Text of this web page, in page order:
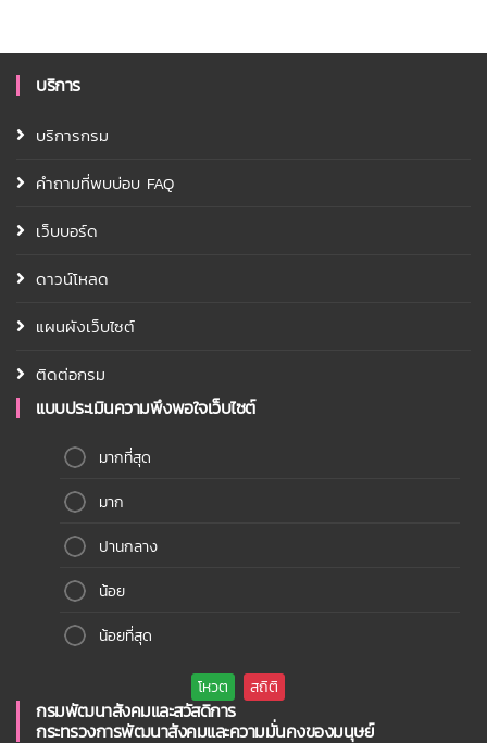
บริการ
บริการกรม
คำถามที่พบบ่อบ FAQ
เว็บบอร์ด
ดาวน์โหลด
แผนผังเว็บไซต์
ติดต่อกรม
แบบประเมินความพึงพอใจเว็บไซต์
มากที่สุด
มาก
ปานกลาง
น้อย
น้อยที่สุด
กรมพัฒนาสังคมและสวัสดิการ
กระทรวงการพัฒนาสังคมและความมั่นคงของมนุษย์